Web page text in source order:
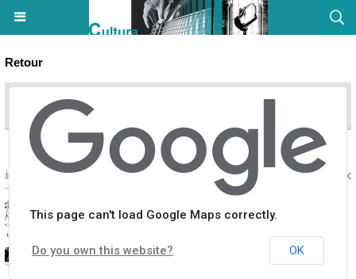
Retour
"A Corsica à l'entre di l'anni 90 - Un sguardu trà risa &
This page can't load Google Maps correctly.
Do you own this website? OK